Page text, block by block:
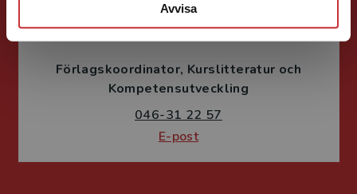
Avvisa
Fritjof Janson
Förlagskoordinator Kurslitteratur och
Kompetensutveckling
046-31 22 57
E-post